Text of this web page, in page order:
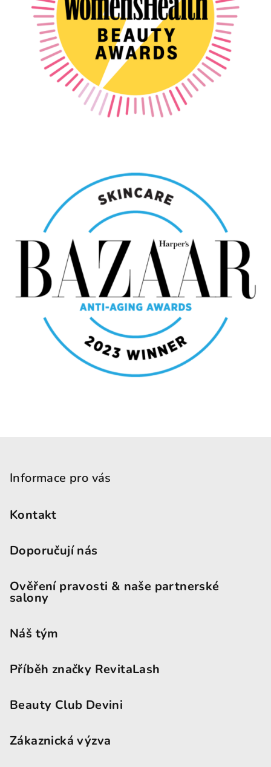
Informace pro vás
Kontakt
Doporučují nás
Ověření pravosti & naše partnerské
salony
Náš tým
Příběh značky RevitaLash
Beauty Club Devini
Zákaznická výzva